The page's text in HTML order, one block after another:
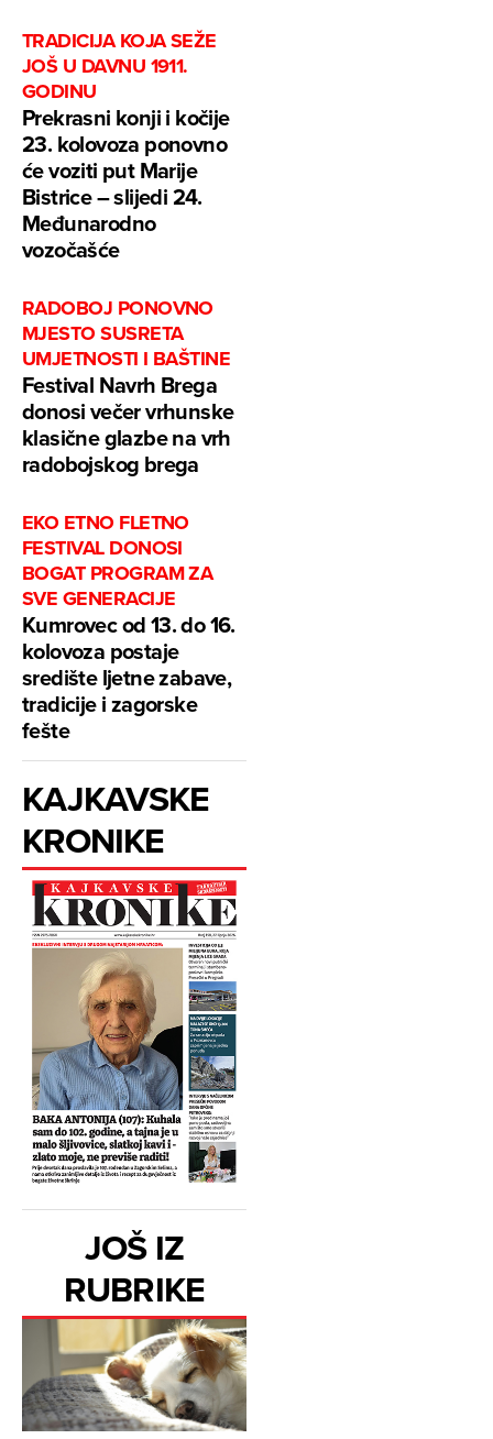
TRADICIJA KOJA SEŽE
JOŠ U DAVNU 1911.
GODINU
Prekrasni konji i kočije
23. kolovoza ponovno
će voziti put Marije
Bistrice – slijedi 24.
Međunarodno
vozočašće
RADOBOJ PONOVNO
MJESTO SUSRETA
UMJETNOSTI I BAŠTINE
Festival Navrh Brega
donosi večer vrhunske
klasične glazbe na vrh
radobojskog brega
EKO ETNO FLETNO
FESTIVAL DONOSI
BOGAT PROGRAM ZA
SVE GENERACIJE
Kumrovec od 13. do 16.
kolovoza postaje
središte ljetne zabave,
tradicije i zagorske
fešte
KAJKAVSKE
KRONIKE
JOŠ IZ
RUBRIKE